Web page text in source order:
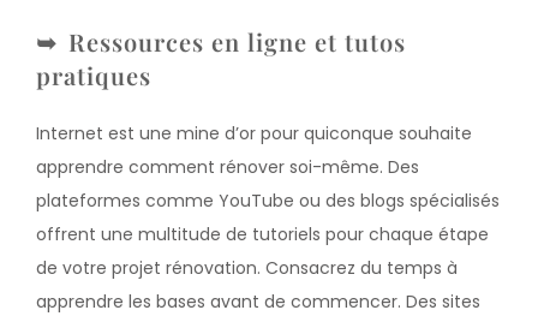
Ressources en ligne et tutos
pratiques
Internet est une mine d’or pour quiconque souhaite
apprendre comment rénover soi-même. Des
plateformes comme YouTube ou des blogs spécialisés
offrent une multitude de tutoriels pour chaque étape
de votre projet rénovation. Consacrez du temps à
apprendre les bases avant de commencer. Des sites